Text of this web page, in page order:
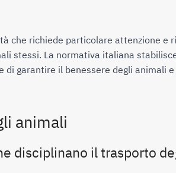
che richiede particolare attenzione e
stessi. La normativa italiana
garantire il benessere degli animali
animali
disciplinano il trasporto